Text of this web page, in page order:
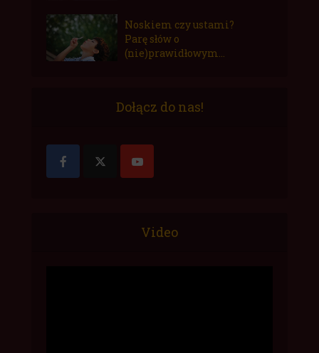
Noskiem czy ustami?
Parę słów o
(nie)prawidłowym...
Dołącz do nas!
Video